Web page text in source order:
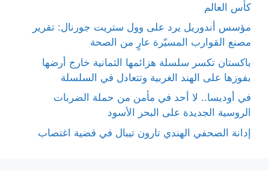
كأس العالم
مؤسس أندوريل يرد على وول ستريت جورنال: تقرير
مصنع القوارب المسيّرة عارٍ من الصحة
باكستان تكسر سلسلة هزائمها الثمانية خارج أرضها
بفوزها على الهند الغربية وتتعادل في السلسلة
في أوديسا.. لا أحد في مأمن من حملة الضربات
الروسية الجديدة على البحر الأسود
إدانة الصحفي الهندي تارون تيبال في قضية اغتصاب